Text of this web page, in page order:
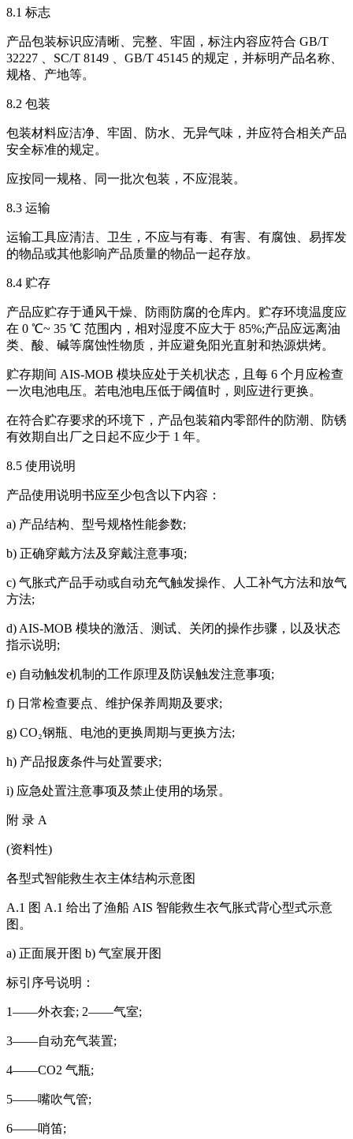
8.1 标志
产品包装标识应清晰、完整、牢固，标注内容应符合 GB/T
32227 、SC/T 8149 、GB/T 45145 的规定，并标明产品名称、
规格、产地等。
8.2 包装
包装材料应洁净、牢固、防水、无异气味，并应符合相关产品
安全标准的规定。
应按同一规格、同一批次包装，不应混装。
8.3 运输
运输工具应清洁、卫生，不应与有毒、有害、有腐蚀、易挥发
的物品或其他影响产品质量的物品一起存放。
8.4 贮存
产品应贮存于通风干燥、防雨防腐的仓库内。贮存环境温度应
在 0 ℃~ 35 ℃ 范围内，相对湿度不应大于 85%;产品应远离油
类、酸、碱等腐蚀性物质，并应避免阳光直射和热源烘烤。
贮存期间 AIS-MOB 模块应处于关机状态，且每 6 个月应检查
一次电池电压。若电池电压低于阈值时，则应进行更换。
在符合贮存要求的环境下，产品包装箱内零部件的防潮、防锈
有效期自出厂之日起不应少于 1 年。
8.5 使用说明
产品使用说明书应至少包含以下内容：
a) 产品结构、型号规格性能参数;
b) 正确穿戴方法及穿戴注意事项;
c) 气胀式产品手动或自动充气触发操作、人工补气方法和放气
方法;
d) AIS-MOB 模块的激活、测试、关闭的操作步骤，以及状态
指示说明;
e) 自动触发机制的工作原理及防误触发注意事项;
f) 日常检查要点、维护保养周期及要求;
g) CO₂钢瓶、电池的更换周期与更换方法;
h) 产品报废条件与处置要求;
i) 应急处置注意事项及禁止使用的场景。
附 录 A
(资料性)
各型式智能救生衣主体结构示意图
A.1 图 A.1 给出了渔船 AIS 智能救生衣气胀式背心型式示意
图。
a) 正面展开图 b) 气室展开图
标引序号说明：
1——外衣套; 2——气室;
3——自动充气装置;
4——CO2 气瓶;
5——嘴吹气管;
6——哨笛;